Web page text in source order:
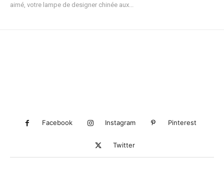
aimé, votre lampe de designer chinée aux...
Facebook Instagram Pinterest
Twitter